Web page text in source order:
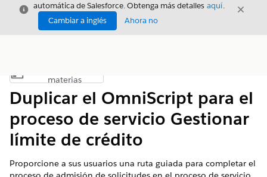
Cerrar
automática de Salesforce. Obtenga más detalles aquí.
Cambiar a inglés
Ahora no
Cerrar
Mostrar índice de materias
materias
Duplicar el OmniScript para el
proceso de servicio Gestionar
límite de crédito
Proporcione a sus usuarios una ruta guiada para completar el